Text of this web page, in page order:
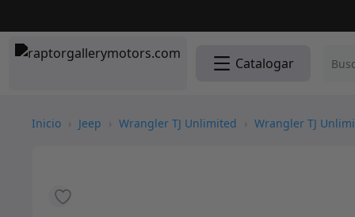
Catalogar
Inicio › Jeep › Wrangler TJ Unlimited › Wrangler TJ